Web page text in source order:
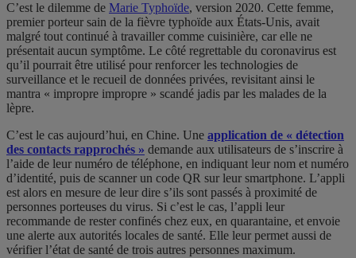
C’est le dilemme de Marie Typhoïde, version 2020. Cette femme,
premier porteur sain de la fièvre typhoïde aux États-Unis, avait
malgré tout continué à travailler comme cuisinière, car elle ne
présentait aucun symptôme. Le côté regrettable du coronavirus est
qu’il pourrait être utilisé pour renforcer les technologies de
surveillance et le recueil de données privées, revisitant ainsi le
mantra « impropre impropre » scandé jadis par les malades de la
lèpre.
C’est le cas aujourd’hui, en Chine. Une application de « détection
des contacts rapprochés » demande aux utilisateurs de s’inscrire à
l’aide de leur numéro de téléphone, en indiquant leur nom et numéro
d’identité, puis de scanner un code QR sur leur smartphone. L’appli
est alors en mesure de leur dire s’ils sont passés à proximité de
personnes porteuses du virus. Si c’est le cas, l’appli leur
recommande de rester confinés chez eux, en quarantaine, et envoie
une alerte aux autorités locales de santé. Elle leur permet aussi de
vérifier l’état de santé de trois autres personnes maximum.